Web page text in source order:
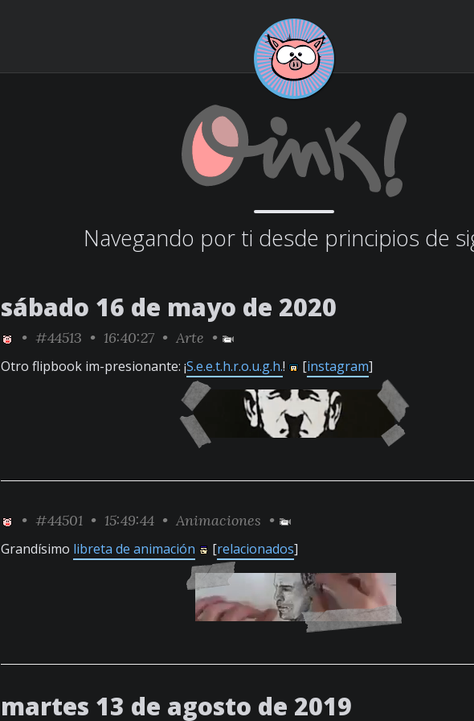
Navegando por ti desde principios de
sábado 16 de mayo de 2020
• #44513 • 16:40:27 • Arte •
Otro flipbook im-presionante: ¡S.e.e.t.h.r.o.u.g.h.! [instagram]
• #44501 • 15:49:44 • Animaciones •
Grandísimo libreta de animación [relacionados]
martes 13 de agosto de 2019